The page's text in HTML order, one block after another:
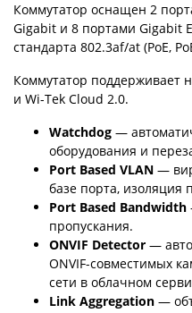
Коммутатор оснащен 2
Gigabit и 8 портами Gigabit
стандарта 802.3af/at (PoE,
Коммутатор поддерживает
и Wi-Tek Cloud 2.0.
Watchdog —
оборудования и
Port Based VLAN —
базе порта, изоляция
Port Based Bandwidth
пропускания.
ONVIF Detector —
ONVIF-совместимых
сети в облачном
Link Aggregation —